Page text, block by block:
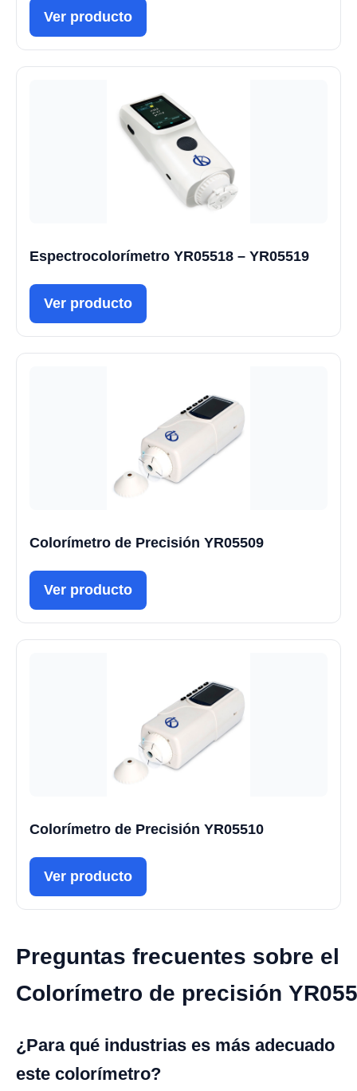
Ver producto
Espectrocolorímetro YR05518 – YR05519
Ver producto
Colorímetro de Precisión YR05509
Ver producto
Colorímetro de Precisión YR05510
Ver producto
Preguntas frecuentes sobre el
Colorímetro de precisión
¿Para qué industrias es más adecuado
este colorímetro?